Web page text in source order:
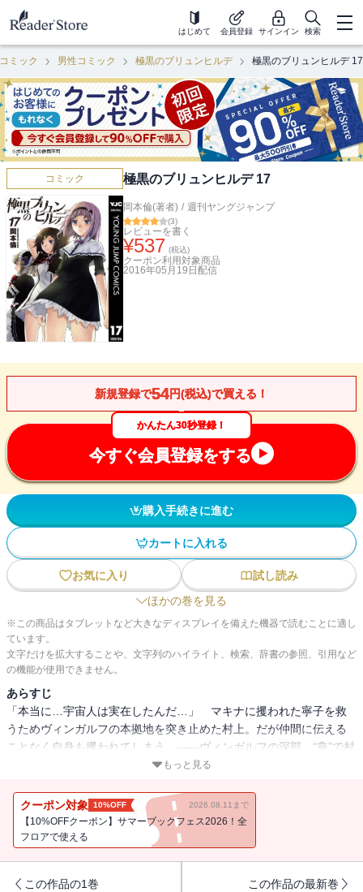
はじめて 会員登録 サインイン 検索
コミック 男性コミック 極黒のブリュンヒルデ 極黒のブリュンヒルデ 17
コミック 極黒のブリュンヒルデ 17
岡本倫(著者) / 週刊ヤングジャンプ
(3)
レビューを書く
¥537 (税込)
クーポン利用対象商品
2016年05月19日 配信
新規登録で54円(税込)で買える！
かんたん30秒登録！
今すぐ会員登録をする
購入手続きに進む
カートに入れる
お気に入り
試し読み
ほかの巻を見る
※この商品はタブレットなど大きなディスプレイを備えた機器で読むことに適し
ています。
文字だけを拡大することや、文字列のハイライト、検索、辞書の参照、引用など
の機能が使用できません。
あらすじ
「本当に…宇宙人は実在したんだ…」 マキナに攫われた寧子を救
うためヴィンガルフの本拠地を突き止めた村上。だが仲間に伝える
ことなく自身も攫われてしまう。――ヴィンガルフの深部、“龕”で村
上はついに宇宙人と対面する。そして組織の目的、黒幕とその系
もっと見る
クーポン対象 10%OFF 2026.08.11まで
【10%OFFクーポン】サマーブックフェス2026！全
フロアで使える
この作品の1巻 この作品の最新巻